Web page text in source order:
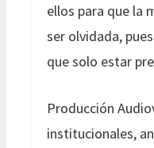
ellos para que la
ser olvidada,
que solo estar
Producción
institucionales,